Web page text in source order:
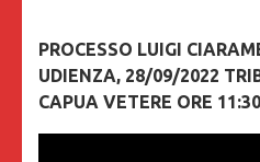
PROCESSO LUIGI
UDIENZA, 28/09/2022
CAPUA VETERE ORE 11:30